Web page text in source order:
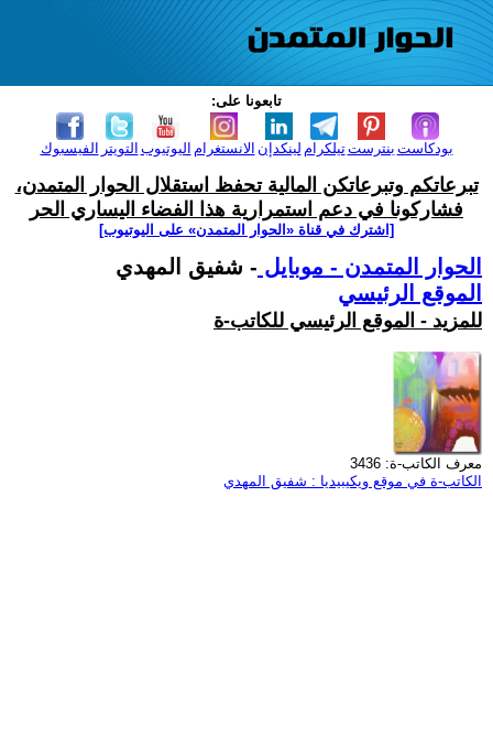
تابعونا على:
الفيسبوك التويتر اليوتيوب الانستغرام لينكدإن تيلكرامبنترست بودكاست
تبرعاتكم وتبرعاتكن المالية تحفظ استقلال الحوار المتمدن،
فشاركونا في دعم استمرارية هذا الفضاء اليساري الحر
[اشترك في قناة ‫«الحوار المتمدن» على اليوتيوب]
الحوار المتمدن - موبايل - شفيق المهدي
الموقع الرئيسي
للمزيد - الموقع الرئيسي للكاتب-ة
معرف الكاتب-ة: 3436
الكاتب-ة في موقع ويكيبيديا : شفيق المهدي